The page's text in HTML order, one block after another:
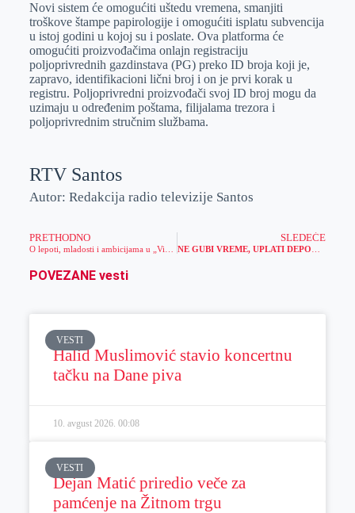
Novi sistem će omogućiti uštedu vremena, smanjiti
troškove štampe papirologije i omogućiti isplatu subvencija
u istoj godini u kojoj su i poslate. Ova platforma će
omogućiti proizvođačima onlajn registraciju
poljoprivrednih gazdinstava (PG) preko ID broja koji je,
zapravo, identifikacioni lični broj i on je prvi korak u
registru. Poljoprivredni proizvođači svoj ID broj mogu da
uzimaju u određenim poštama, filijalama trezora i
poljoprivrednim stručnim službama.
RTV Santos
Autor: Redakcija radio televizije Santos
PRETHODNO SLEDEĆE
POVEZANE vesti
VESTI
Halid Muslimović stavio koncertnu
tačku na Dane piva
10. avgust 2026. 00:08
VESTI
Dejan Matić priredio veče za
pamćenje na Žitnom trgu